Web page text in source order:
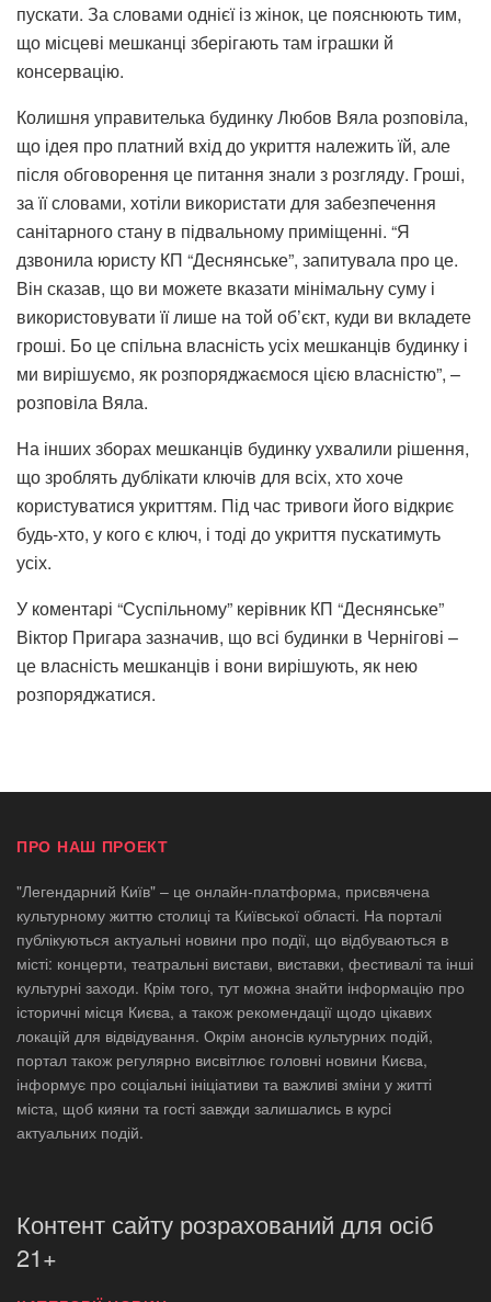
пускати. За словами однієї із жінок, це пояснюють тим,
що місцеві мешканці зберігають там іграшки й
консервацію.
Колишня управителька будинку Любов Вяла розповіла,
що ідея про платний вхід до укриття належить їй, але
після обговорення це питання знали з розгляду. Гроші,
за її словами, хотіли використати для забезпечення
санітарного стану в підвальному приміщенні. “Я
дзвонила юристу КП “Деснянське”, запитувала про це.
Він сказав, що ви можете вказати мінімальну суму і
використовувати її лише на той об’єкт, куди ви вкладете
гроші. Бо це спільна власність усіх мешканців будинку і
ми вирішуємо, як розпоряджаємося цією власністю”, –
розповіла Вяла.
На інших зборах мешканців будинку ухвалили рішення,
що зроблять дублікати ключів для всіх, хто хоче
користуватися укриттям. Під час тривоги його відкриє
будь-хто, у кого є ключ, і тоді до укриття пускатимуть
усіх.
У коментарі “Суспільному” керівник КП “Деснянське”
Віктор Пригара зазначив, що всі будинки в Чернігові –
це власність мешканців і вони вирішують, як нею
розпоряджатися.
ПРО НАШ ПРОЕКТ
"Легендарний Київ" – це онлайн-платформа, присвячена
культурному життю столиці та Київської області. На порталі
публікуються актуальні новини про події, що відбуваються в
місті: концерти, театральні вистави, виставки, фестивалі та інші
культурні заходи. Крім того, тут можна знайти інформацію про
історичні місця Києва, а також рекомендації щодо цікавих
локацій для відвідування. Окрім анонсів культурних подій,
портал також регулярно висвітлює головні новини Києва,
інформує про соціальні ініціативи та важливі зміни у житті
міста, щоб кияни та гості завжди залишались в курсі
актуальних подій.
Контент сайту розрахований для осіб
21+